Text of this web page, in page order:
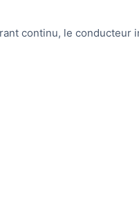
continu, le conducteur